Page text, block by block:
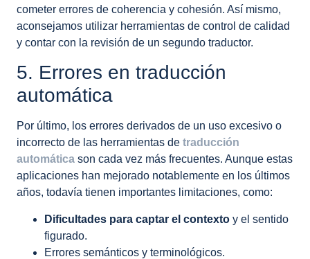
cometer errores de coherencia y cohesión. Así mismo,
aconsejamos utilizar herramientas de control de calidad
y contar con la revisión de un segundo traductor.
5. Errores en traducción
automática
Por último, los errores derivados de un uso excesivo o
incorrecto de las herramientas de traducción
automática son cada vez más frecuentes. Aunque estas
aplicaciones han mejorado notablemente en los últimos
años, todavía tienen importantes limitaciones, como:
Dificultades para captar el contexto y el sentido
figurado.
Errores semánticos y terminológicos.